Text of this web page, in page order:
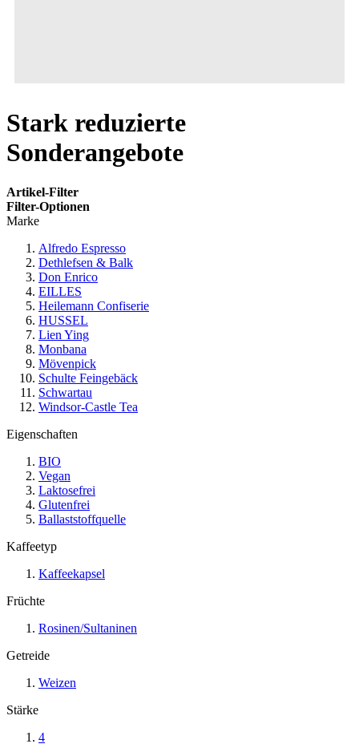
Stark reduzierte
Sonderangebote
Artikel-Filter
Filter-Optionen
Marke
Alfredo Espresso
Dethlefsen & Balk
Don Enrico
EILLES
Heilemann Confiserie
HUSSEL
Lien Ying
Monbana
Mövenpick
Schulte Feingebäck
Schwartau
Windsor-Castle Tea
Eigenschaften
BIO
Vegan
Laktosefrei
Glutenfrei
Ballaststoffquelle
Kaffeetyp
Kaffeekapsel
Früchte
Rosinen/Sultaninen
Getreide
Weizen
Stärke
4